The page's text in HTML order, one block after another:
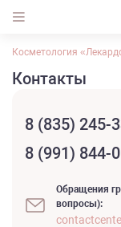
Косметология
Контакты
8 (835) 245-
8 (991) 844-
Обращения
вопросы):